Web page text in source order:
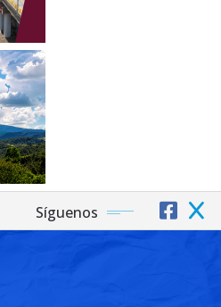
Síguenos